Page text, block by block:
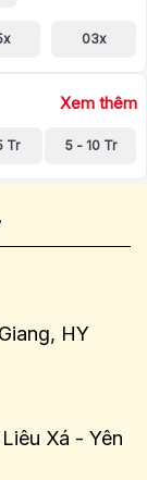
03x
Xem thêm
Tr 5 - 10 Tr
HY
Xá - Yên